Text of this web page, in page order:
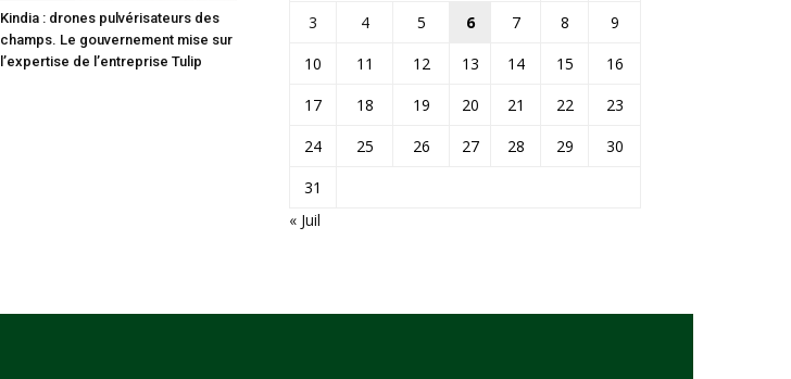
Kindia : drones pulvérisateurs des
champs. Le gouvernement mise sur
l’expertise de l’entreprise Tulip
3
4 5 6 7 8
9
10
11 12 13 14 15
16
17
18 19 20 21 22
23
24
25 26 27 28 29
30
31
« Juil